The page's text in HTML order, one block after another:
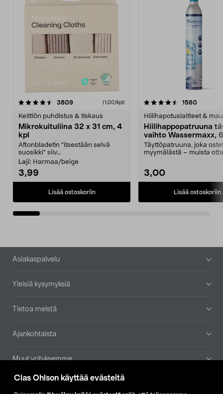
Clas Ohlson käyttää evästeitä
3809arvostelut (1,00/kpl)
Keittiön puhdistus & tiskaus
Mikrokuituliina 32 x 31 cm, 4
kpl
Aftonbladetin "itsestään selvä
suosikki" siiv...
Laji: Harmaa/beige
3,99
Lisää ostoskoriin
4.5viidestä
1560
Hiilihapotuslaitteet &
Hiilihappopatruuna
vaihto Wassermaxx,
Täyttöpatruuna, joka
myymälästä – muista
3,00
Lisää ostoskoriin
4.5viidestä
Alatunniste
Asiakaspalvelu
Yleisiä kysymyksiä
Tietoa meistä
Ajankohtaista
Muut yrityksemme
Etsi myymälä